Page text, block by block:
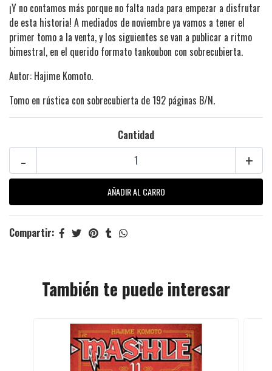
¡Y no contamos más porque no falta nada para empezar a disfrutar
de esta historia! A mediados de noviembre ya vamos a tener el
primer tomo a la venta, y los siguientes se van a publicar a ritmo
bimestral, en el querido formato tankoubon con sobrecubierta.
Autor: Hajime Komoto.
Tomo en rústica con sobrecubierta de 192 páginas B/N.
Cantidad
+
-
Compartir:
También te puede interesar